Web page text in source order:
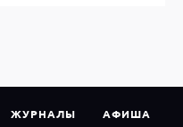
ЖУРНАЛЫ
АФИША